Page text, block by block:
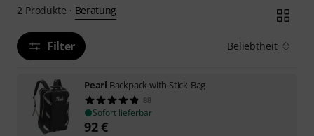
2 Produkte · Beratung
Filter Beliebtheit
Pearl Backpack with Stick-Bag
88
Sofort lieferbar
92€